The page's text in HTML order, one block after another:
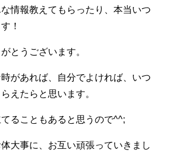
情報教えてもらったり、本当いつ
！
とうございます。
があれば、自分でよければ、いつ
えたらと思います。
ることもあると思うので^^;
大事に、お互い頑張っていきまし